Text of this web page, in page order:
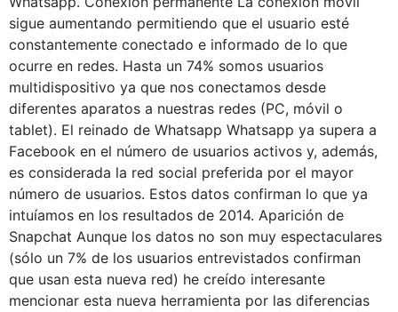
sigue aumentando permitiendo que el usuario esté
constantemente conectado e informado de lo que
ocurre en redes. Hasta un 74% somos usuarios
multidispositivo ya que nos conectamos desde
diferentes aparatos a nuestras redes (PC, móvil o
tablet). El reinado de Whatsapp Whatsapp ya supera a
Facebook en el número de usuarios activos y, además,
es considerada la red social preferida por el mayor
número de usuarios. Estos datos confirman lo que ya
intuíamos en los resultados de 2014. Aparición de
Snapchat Aunque los datos no son muy espectaculares
(sólo un 7% de los usuarios entrevistados confirman
que usan esta nueva red) he creído interesante
mencionar esta nueva herramienta por las diferencias